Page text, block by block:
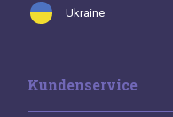
Ukraine
Kundenservice